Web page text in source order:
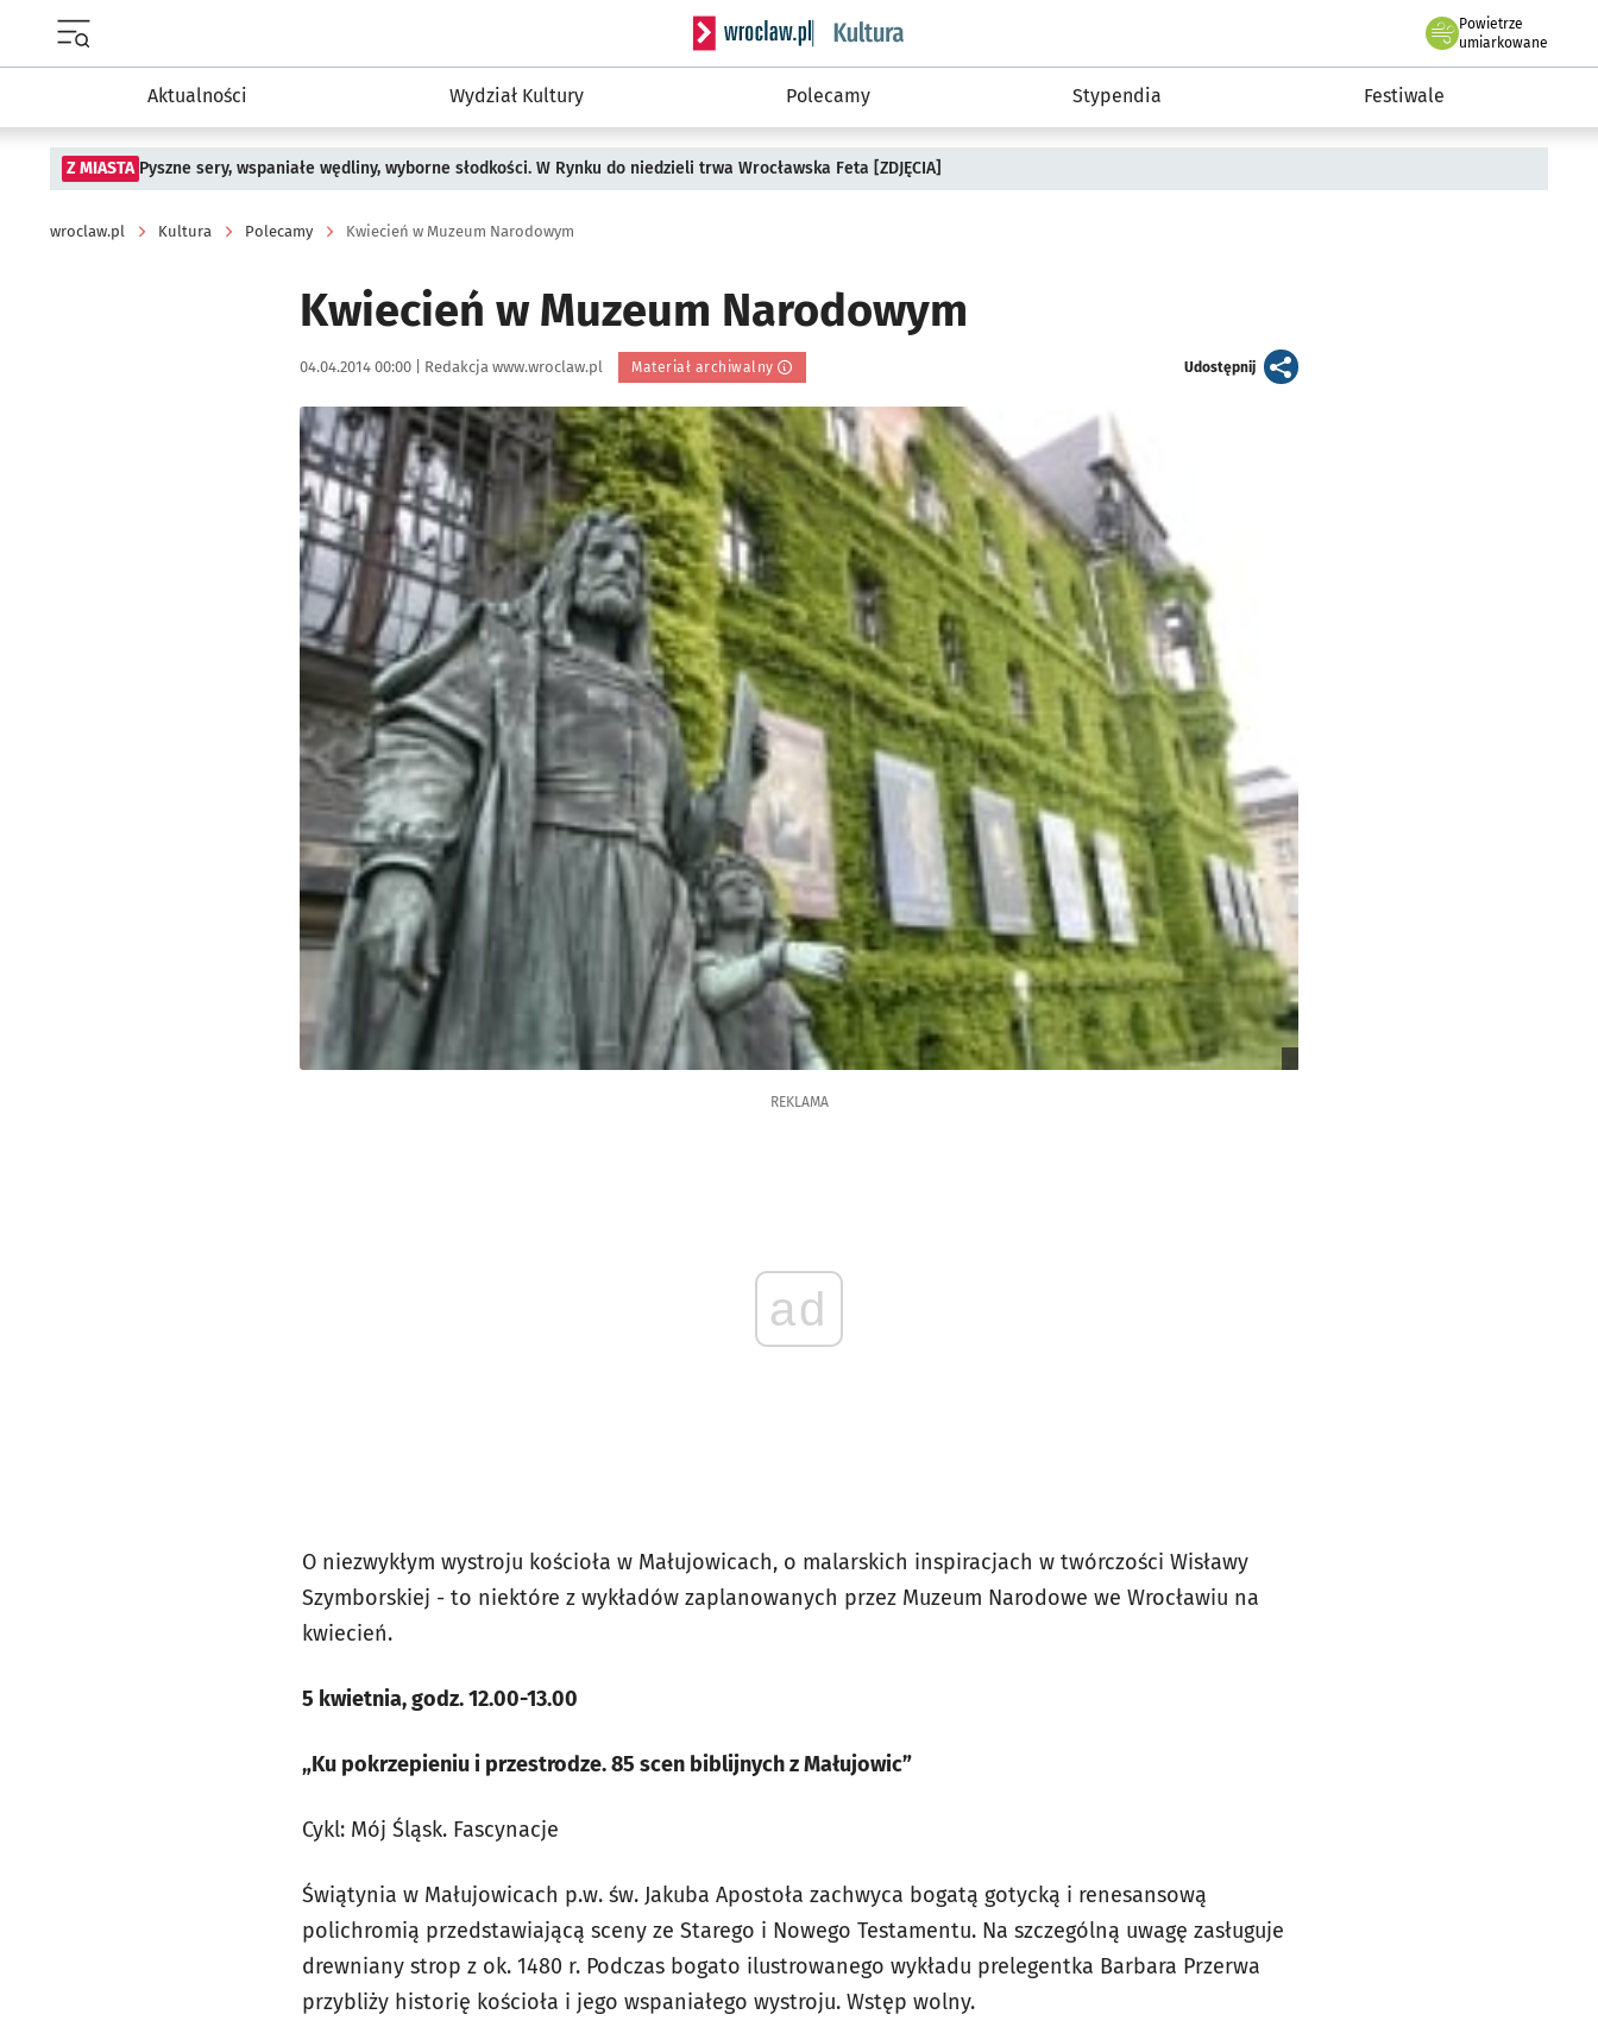
Serwis informacyjny wroclaw.pl podserwis: Kultura
Powietrze
we Wrocławiu
umiarkowane
Aktualności Wydział Kultury Polecamy Stypendia Festiwale
Z MIASTA Pyszne sery, wspaniałe wędliny, wyborne słodkości. W Rynku do niedzieli trwa Wrocławska Feta [ZDJĘCIA]
wroclaw.pl Kultura Polecamy Kwiecień w Muzeum Narodowym
Kwiecień w Muzeum Narodowym
Data publikacji:
04.04.2014 00:00 | Autor:
Redakcja www.wroclaw.pl Materiał archiwalny Udostępnijartykuł
Kliknij, aby powiększyć
REKLAMA
ad
O niezwykłym wystroju kościoła w Małujowicach, o malarskich inspiracjach w twórczości Wisławy
Szymborskiej - to niektóre z wykładów zaplanowanych przez Muzeum Narodowe we Wrocławiu na
kwiecień.
5 kwietnia, godz. 12.00-13.00
„Ku pokrzepieniu i przestrodze. 85 scen biblijnych z Małujowic”
Cykl: Mój Śląsk. Fascynacje
Świątynia w Małujowicach p.w. św. Jakuba Apostoła zachwyca bogatą gotycką i renesansową
polichromią przedstawiającą sceny ze Starego i Nowego Testamentu. Na szczególną uwagę zasługuje
drewniany strop z ok. 1480 r. Podczas bogato ilustrowanego wykładu prelegentka Barbara Przerwa
przybliży historię kościoła i jego wspaniałego wystroju. Wstęp wolny.